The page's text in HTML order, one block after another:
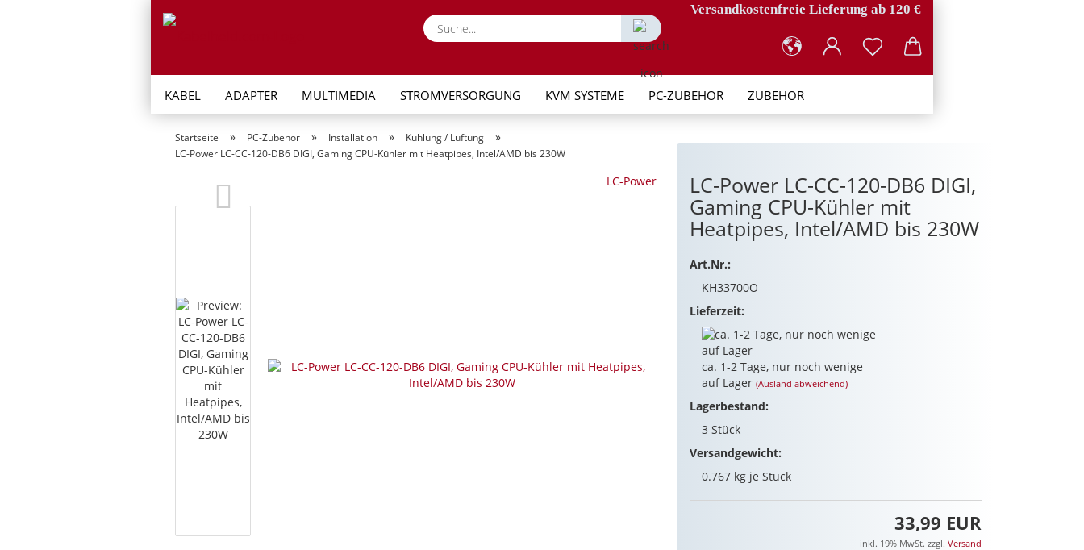
Suche...
Versandkostenfreie Lieferung ab 120 €
KABEL ADAPTER MULTIMEDIA STROMVERSORGUNG KVM SYSTEME PC-ZUBEHÖR ZUBEHÖR
Startseite » PC-Zubehör » Installation » Kühlung / Lüftung »
LC-Power LC-CC-120-DB6 DIGI, Gaming CPU-Kühler mit Heatpipes, Intel/AMD bis 230W
LC-Power LC-Power LC-CC-120-DB6 DIGI,
Gaming CPU-Kühler mit
Heatpipes, Intel/AMD bis 230W
Art.Nr.:
KH33700O
Lieferzeit:
ca. 1-2 Tage, nur noch wenige
auf Lager(Ausland abweichend)
Lagerbestand:
3Stück
Versandgewicht:
0.767 kg je Stück
33,99 EUR
inkl. 19% MwSt. zzgl. Versand